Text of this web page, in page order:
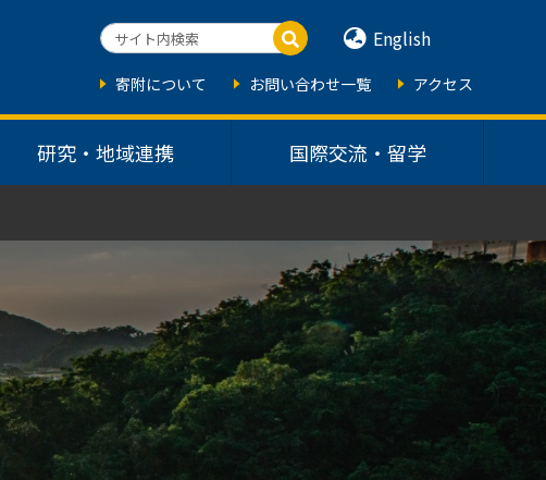
研究・地域連携 国際交流・留学
English
寄附について お問い合わせ一覧 アクセス